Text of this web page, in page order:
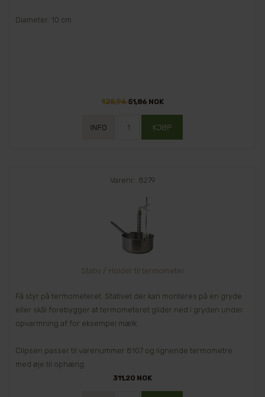
Diameter: 10 cm
125,9651,86 NOK
Varenr.: 8279
Stativ / Holder til termometer
Få styr på termometeret. Stativet der kan monteres på en gryde
eller skål forebygger at termometeret glider ned i gryden under
opvarmning af for eksempel mælk.
Clipsen passer til varenummer 8107 og lignende termometre
med øje til ophæng.
311,20 NOK